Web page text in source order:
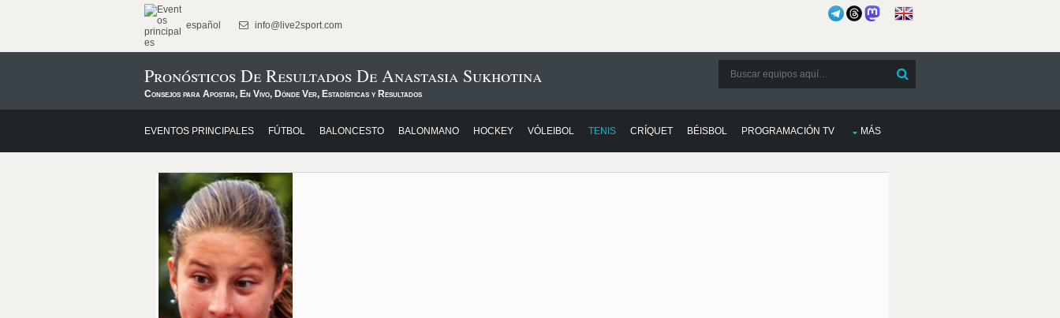
español info@live2sport.com
Pronósticos De Resultados De Anastasia Sukhotina
Consejos para Apostar, En Vivo, Dónde Ver, Estadísticas y Resultados
EVENTOS PRINCIPALES FÚTBOL BALONCESTO BALONMANO HOCKEY VÓLEIBOL TENIS CRÍQUET BÉISBOL PROGRAMACIÓN TV MÁS